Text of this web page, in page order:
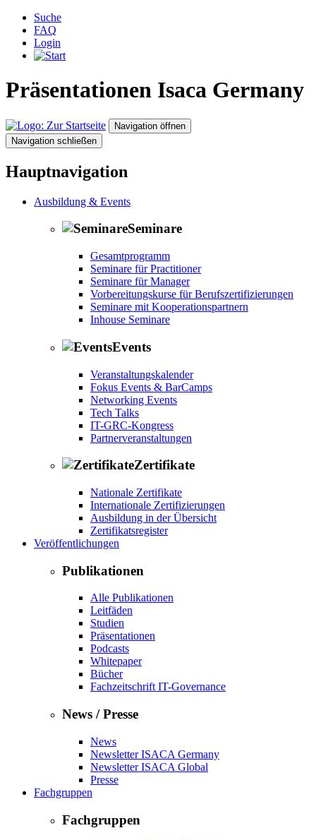
Suche
FAQ
Login
Präsentationen Isaca Germany
Zur Startseite
Navigation öffnen
Navigation schließen
Hauptnavigation
Ausbildung & Events
Seminare
Gesamtprogramm
Seminare für Practitioner
Seminare für Manager
Vorbereitungskurse für Berufszertifizierungen
Seminare mit Kooperationspartnern
Inhouse Seminare
Events
Veranstaltungskalender
Fokus Events & BarCamps
Networking Events
Tech Talks
IT-GRC-Kongress
Partnerveranstaltungen
Zertifikate
Nationale Zertifikate
Internationale Zertifizierungen
Ausbildung in der Übersicht
Zertifikatsregister
Veröffentlichungen
Publikationen
Alle Publikationen
Leitfäden
Studien
Präsentationen
Podcasts
Whitepaper
Bücher
Fachzeitschrift IT-Governance
News / Presse
News
Newsletter ISACA Germany
Newsletter ISACA Global
Presse
Fachgruppen
Fachgruppen